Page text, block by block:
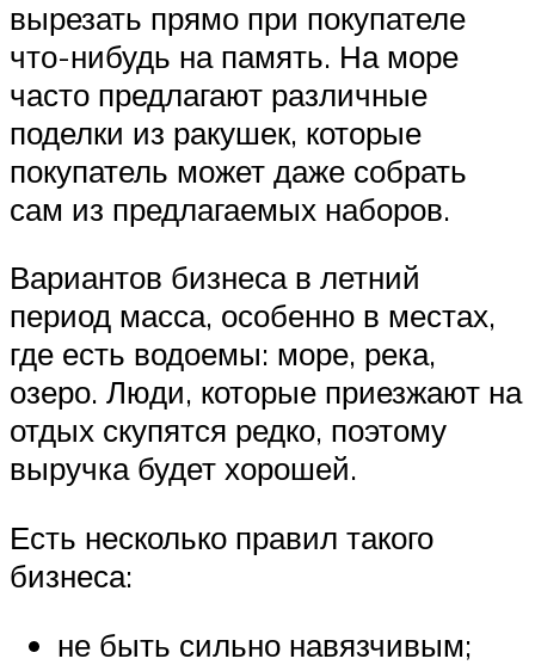
вырезать прямо при покупателе
что-нибудь на память. На море
часто предлагают различные
поделки из ракушек, которые
покупатель может даже собрать
сам из предлагаемых наборов.
Вариантов бизнеса в летний
период масса, особенно в местах,
где есть водоемы: море, река,
озеро. Люди, которые приезжают на
отдых скупятся редко, поэтому
выручка будет хорошей.
Есть несколько правил такого
бизнеса:
не быть сильно навязчивым;